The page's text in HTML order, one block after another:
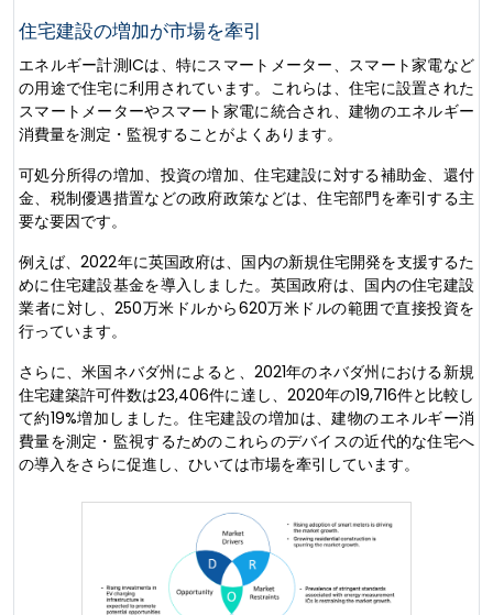
住宅建設の増加が市場を牽引
エネルギー計測ICは、特にスマートメーター、スマート家電など
の用途で住宅に利用されています。これらは、住宅に設置された
スマートメーターやスマート家電に統合され、建物のエネルギー
消費量を測定・監視することがよくあります。
可処分所得の増加、投資の増加、住宅建設に対する補助金、還付
金、税制優遇措置などの政府政策などは、住宅部門を牽引する主
要な要因です。
例えば、2022年に英国政府は、国内の新規住宅開発を支援するた
めに住宅建設基金を導入しました。英国政府は、国内の住宅建設
業者に対し、250万米ドルから620万米ドルの範囲で直接投資を
行っています。
さらに、米国ネバダ州によると、2021年のネバダ州における新規
住宅建築許可件数は23,406件に達し、2020年の19,716件と比較し
て約19%増加しました。住宅建設の増加は、建物のエネルギー消
費量を測定・監視するためのこれらのデバイスの近代的な住宅へ
の導入をさらに促進し、ひいては市場を牽引しています。